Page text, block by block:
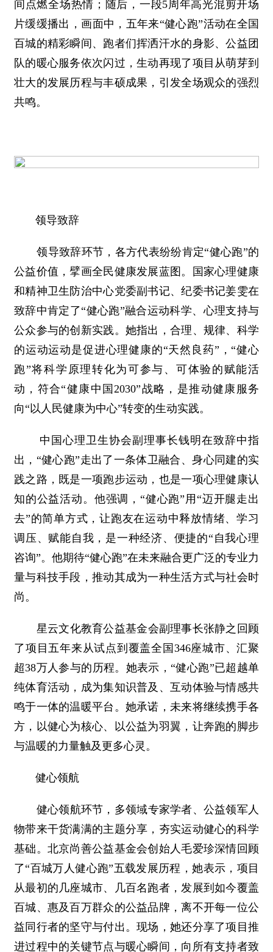
间点燃全场热情；随后，一段5周年高光混剪开场
片缓缓播出，画面中，五年来“健心跑”活动在全国
百城的精彩瞬间、跑者们挥洒汗水的身影、公益团
队的暖心服务依次闪过，生动再现了项目从萌芽到
壮大的发展历程与丰硕成果，引发全场观众的强烈
共鸣。
领导致辞
领导致辞环节，各方代表纷纷肯定“健心跑”的
公益价值，擘画全民健康发展蓝图。国家心理健康
和精神卫生防治中心党委副书记、纪委书记姜雯在
致辞中肯定了“健心跑”融合运动科学、心理支持与
公众参与的创新实践。她指出，合理、规律、科学
的运动运动是促进心理健康的“天然良药”，“健心
跑”将科学原理转化为可参与、可体验的赋能活
动，符合“健康中国2030”战略，是推动健康服务
向“以人民健康为中心”转变的生动实践。
中国心理卫生协会副理事长钱明在致辞中指
出，“健心跑”走出了一条体卫融合、身心同建的实
践之路，既是一项跑步运动，也是一项心理健康认
知的公益活动。他强调，“健心跑”用“迈开腿走出
去”的简单方式，让跑友在运动中释放情绪、学习
调压、赋能自我，是一种经济、便捷的“自我心理
咨询”。他期待“健心跑”在未来融合更广泛的专业力
量与科技手段，推动其成为一种生活方式与社会时
尚。
星云文化教育公益基金会副理事长张静之回顾
了项目五年来从试点到覆盖全国346座城市、汇聚
超38万人参与的历程。她表示，“健心跑”已超越单
纯体育活动，成为集知识普及、互动体验与情感共
鸣于一体的温暖平台。她承诺，未来将继续携手各
方，以健心为核心、以公益为羽翼，让奔跑的脚步
与温暖的力量触及更多心灵。
健心领航
健心领航环节，多领域专家学者、公益领军人
物带来干货满满的主题分享，夯实运动健心的科学
基础。北京尚善公益基金会创始人毛爱珍深情回顾
了“百城万人健心跑”五载发展历程，她表示，项目
从最初的几座城市、几百名跑者，发展到如今覆盖
百城、惠及百万群众的公益品牌，离不开每一位公
益同行者的坚守与付出。现场，她还分享了项目推
进过程中的关键节点与暖心瞬间，向所有支持者致